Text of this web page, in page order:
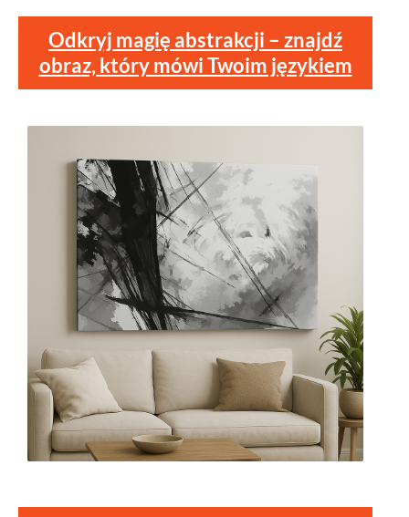
Odkryj magię abstrakcji – znajdź
obraz, który mówi Twoim językiem